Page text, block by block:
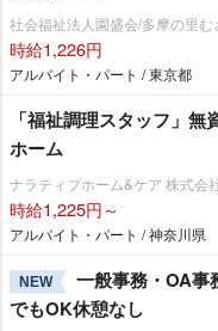
社会福祉法人園盛会/多摩の里む
時給1,226円
アルバイト・パート / 東京都
「福祉調理スタッフ」
ホーム
ナラティブホーム&ケア 株式会
時給1,225円～
アルバイト・パート / 神奈川県
NEW
一般事務・OA事
でもOK休憩なし